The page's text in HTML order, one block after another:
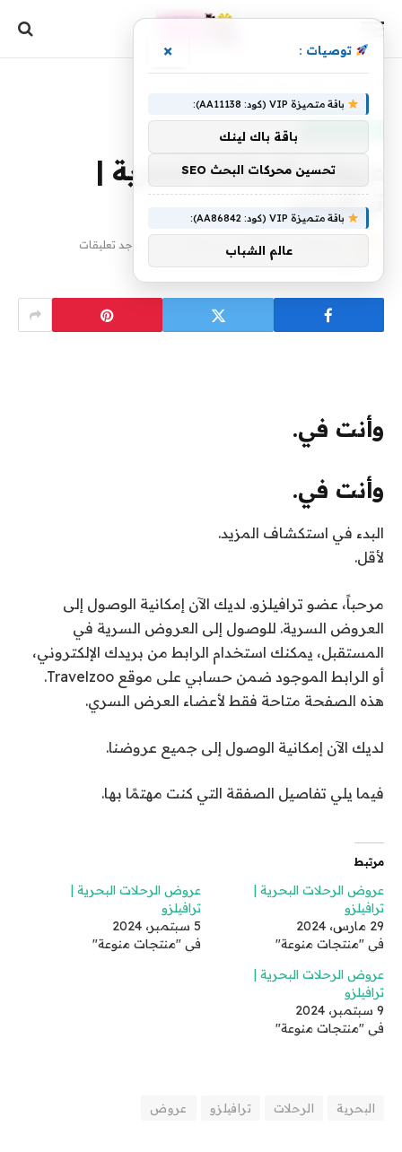
عروض الرحلات البحرية |
ترافيلزو
yaraa
لا توجد تعليقات
1 دقائق
وأنت في.
وأنت في.
البدء في استكشاف المزيد.
لأقل.
مرحباً، عضو ترافيلزو. لديك الآن إمكانية الوصول إلى
العروض السرية. للوصول إلى العروض السرية في
المستقبل، يمكنك استخدام الرابط من بريدك الإلكتروني،
أو الرابط الموجود ضمن حسابي على موقع Travelzoo.
هذه الصفحة متاحة فقط لأعضاء العرض السري.
لديك الآن إمكانية الوصول إلى جميع عروضنا.
فيما يلي تفاصيل الصفقة التي كنت مهتمًا بها.
مرتبط
عروض الرحلات البحرية |
ترافيلزو
29 مارس، 2024
في "منتجات منوعة"
عروض الرحلات البحرية |
ترافيلزو
5 سبتمبر، 2024
في "منتجات منوعة"
عروض الرحلات البحرية |
ترافيلزو
9 سبتمبر، 2024
في "منتجات منوعة"
البحرية الرحلات ترافيلزو عروض
توصيات : ×
باقة متميزة VIP (كود: AA11138):
باقة باك لينك
تحسين محركات البحث SEO
باقة متميزة VIP (كود: AA86842):
عالم الشباب